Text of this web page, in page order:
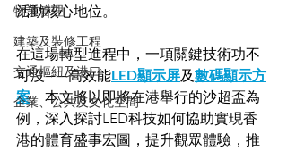
物業管理
建築及裝修工程
交通樞紐及港口
企業、公共及文化空間
活動核心地位。
在這場轉型進程中，一項關鍵技術功不
可沒——高效能LED顯示屏及數碼顯示方
案。本文將以即將在港舉行的沙超盃為
例，深入探討LED科技如何協助實現香
港的體育盛事宏圖，提升觀眾體驗，推